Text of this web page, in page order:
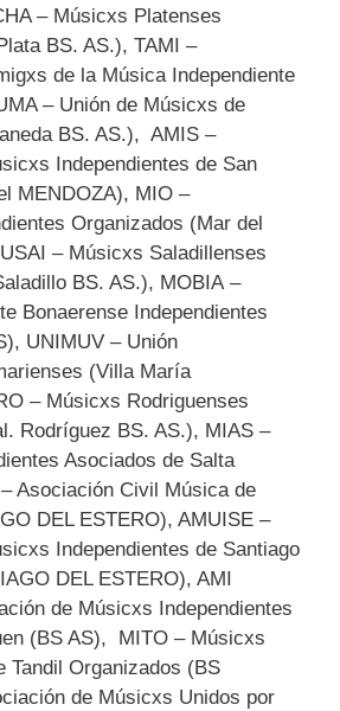
– Músicxs Platenses
BS. AS.), TAMI –
de la Música Independiente
– Unión de Músicxs de
BS. AS.), AMIS –
Independientes de San
MENDOZA), MIO –
Organizados (Mar del
– Músicxs Saladillenses
BS. AS.), MOBIA –
Bonaerense Independientes
UNIMUV – Unión
(Villa María
– Músicxs Rodriguenses
Rodríguez BS. AS.), MIAS –
Asociados de Salta
Asociación Civil Música de
DEL ESTERO), AMUISE –
Independientes de Santiago
DEL ESTERO), AMI
de Músicxs Independientes
(BS AS), MITO – Músicxs
Tandil Organizados (BS
de Músicxs Unidos por